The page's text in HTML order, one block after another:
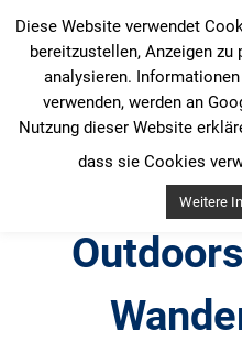
Inhalt
springen
Diese Website verwendet
bereitzustellen, Anzeigen
analysieren.
verwenden, werden an
Nutzung dieser Website
dass sie Cookies
Weitere